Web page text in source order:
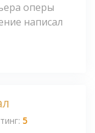
оперы
написал
5